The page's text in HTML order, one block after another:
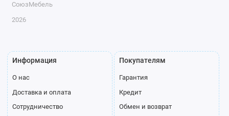
СоюзМебель
2026
Информация
О нас
Доставка и оплата
Сотрудничество
Покупателям
Гарантия
Кредит
Обмен и возврат